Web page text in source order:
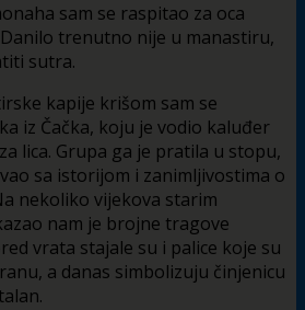
sam se raspitao za oca
Danilo trenutno nije u manastiru,
sutra.
kapije krišom sam se
iz Čačka, koju je vodio kaluđer
lica. Grupa ga je pratila u stopu,
sa istorijom i zanimljivostima o
nekoliko vijekova starim
nam je brojne tragove
vrata stajale su i palice koje su
a danas simbolizuju činjenicu